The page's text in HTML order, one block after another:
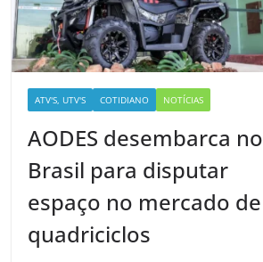
ATV'S, UTV'S COTIDIANO NOTÍCIAS
AODES desembarca no
Brasil para disputar
espaço no mercado de
quadriciclos